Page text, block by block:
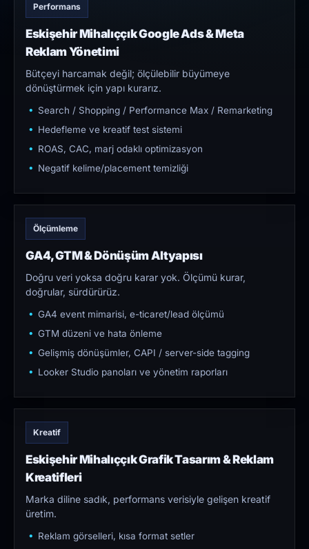
Performans
Eskişehir Mihalıççık Google Ads & Meta
Reklam Yönetimi
Bütçeyi harcamak değil; ölçülebilir büyümeye
dönüştürmek için yapı kurarız.
Search / Shopping / Performance Max / Remarketing
Hedefleme ve kreatif test sistemi
ROAS, CAC, marj odaklı optimizasyon
Negatif kelime/placement temizliği
Ölçümleme
GA4, GTM & Dönüşüm Altyapısı
Doğru veri yoksa doğru karar yok. Ölçümü kurar,
doğrular, sürdürürüz.
GA4 event mimarisi, e-ticaret/lead ölçümü
GTM düzeni ve hata önleme
Gelişmiş dönüşümler, CAPI / server-side tagging
Looker Studio panoları ve yönetim raporları
Kreatif
Eskişehir Mihalıççık Grafik Tasarım & Reklam
Kreatifleri
Marka diline sadık, performans verisiyle gelişen kreatif
üretim.
Reklam görselleri, kısa format setler